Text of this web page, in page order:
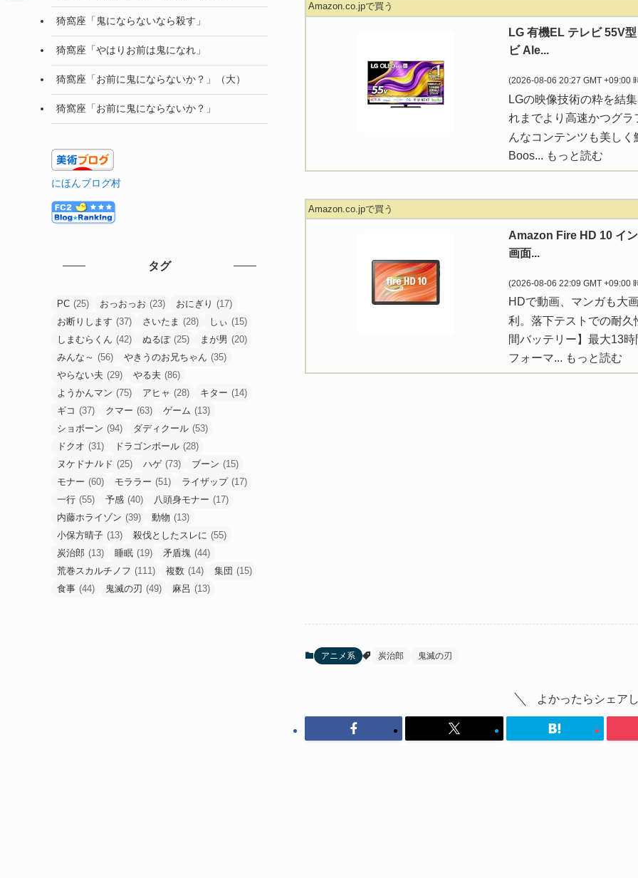
Amazon.co.jpで買う
LG 有機EL テレビ 55V
ビ Ale...
(2026-08-06 20:27 GMT +09:00
LGの映像技術の粋を結
れまでより高速かつグ
んなコンテンツも美し
Boos... もっと読む
Amazon.co.jpで買う
Amazon Fire HD 10 イ
画面...
(2026-08-06 22:09 GMT +09:00
HDで動画、マンガも大
利。落下テストでの耐
間バッテリー】最大13
フォーマ... もっと読む
アニメ系 炭治郎 鬼滅の刃
よかったらシェア
猗窩座「鬼にならないなら殺す」
猗窩座「やはりお前は鬼になれ」
猗窩座「お前に鬼にならないか？」（大）
猗窩座「お前に鬼にならないか？」
にほんブログ村
タグ
PC (25) おっおっお (23) おにぎり (17)
お断りします (37) さいたま (28) しぃ (15)
しまむらくん (42) ぬるぽ (25) まが男 (20)
みんな～ (56) やきうのお兄ちゃん (35)
やらない夫 (29) やる夫 (86)
ようかんマン (75) アヒャ (28) キター (14)
ギコ (37) クマー (63) ゲーム (13)
ショボーン (94) ダディクール (53)
ドクオ (31) ドラゴンボール (28)
ヌケドナﾉﾚド (25) ハゲ (73) ブーン (15)
モナー (60) モララー (51) ライザップ (17)
一行 (55) 予感 (40) 八頭身モナー (17)
内藤ホライゾン (39) 動物 (13)
小保方晴子 (13) 殺伐としたスレに (55)
炭治郎 (13) 睡眠 (19) 矛盾塊 (44)
荒巻スカルチノフ (111) 複数 (14) 集団 (15)
食事 (44) 鬼滅の刃 (49) 麻呂 (13)